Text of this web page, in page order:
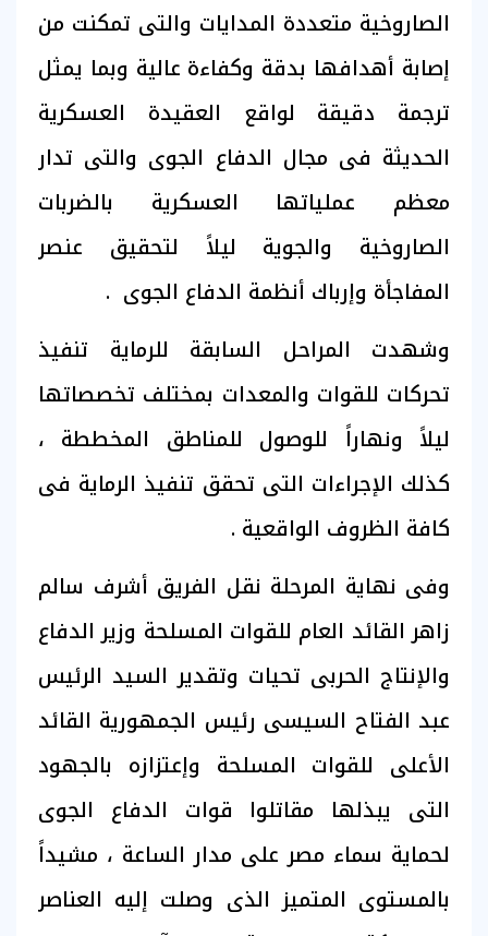
الصاروخية متعددة المدايات والتى تمكنت من
إصابة أهدافها بدقة وكفاءة عالية وبما يمثل
ترجمة دقيقة لواقع العقيدة العسكرية
الحديثة فى مجال الدفاع الجوى والتى تدار
معظم عملياتها العسكرية بالضربات
الصاروخية والجوية ليلاً لتحقيق عنصر
المفاجأة وإرباك أنظمة الدفاع الجوى .
وشهدت المراحل السابقة للرماية تنفيذ
تحركات للقوات والمعدات بمختلف تخصصاتها
ليلاً ونهاراً للوصول للمناطق المخططة ،
كذلك الإجراءات التى تحقق تنفيذ الرماية فى
كافة الظروف الواقعية .
وفى نهاية المرحلة نقل الفريق أشرف سالم
زاهر القائد العام للقوات المسلحة وزير الدفاع
والإنتاج الحربى تحيات وتقدير السيد الرئيس
عبد الفتاح السيسى رئيس الجمهورية القائد
الأعلى للقوات المسلحة وإعتزازه بالجهود
التى يبذلها مقاتلوا قوات الدفاع الجوى
لحماية سماء مصر على مدار الساعة ، مشيداً
بالمستوى المتميز الذى وصلت إليه العناصر